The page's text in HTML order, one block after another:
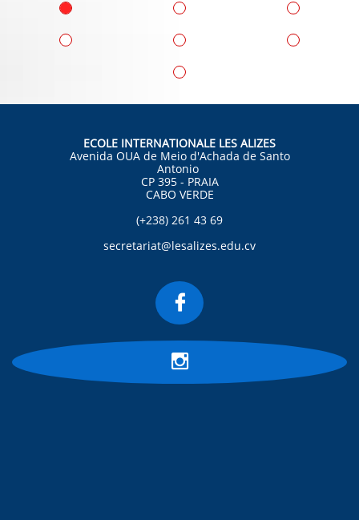
ECOLE INTERNATIONALE LES ALIZES
Avenida OUA de Meio d'Achada de Santo
Antonio
CP 395 - PRAIA
CABO VERDE
(+238) 261 43 69
secretariat@lesalizes.edu.cv

